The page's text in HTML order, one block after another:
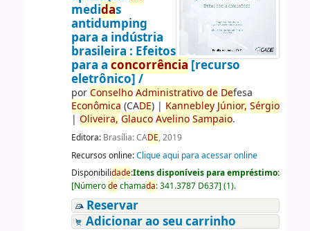
medidas
antidumping
para a indústria
brasileira : Efeitos
para a concorrência [recurso
eletrônico] /
porConselho Administrativo de Defesa
Econômica (CADE)| Kannebley Júnior, Sérgio
| Oliveira, Glauco Avelino Sampaio.
Editora: Brasília: CADE, 2019
Recursos online:Clique aqui para acessar online
Disponibilidade:Itens disponíveis para empréstimo:
[Númerodechamada:341.3787 D637] (1).
Reservar
Adicionar ao seu carrinho